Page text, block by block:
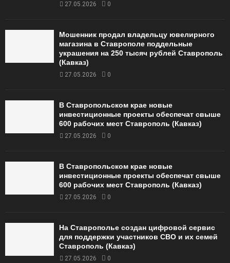
27.05.2026 0
Мошенник продал владельцу ювелирного
магазина в Ставрополе поддельные
украшения на 250 тысяч рублей Ставрополь
(Кавказ)
27.05.2026 0
В Ставропольском крае новые
инвестиционные проекты обеспечат свыше
600 рабочих мест Ставрополь (Кавказ)
27.05.2026 0
В Ставропольском крае новые
инвестиционные проекты обеспечат свыше
600 рабочих мест Ставрополь (Кавказ)
27.05.2026 0
На Ставрополье создан цифровой сервис
для поддержки участников СВО и их семей
Ставрополь (Кавказ)
27.05.2026 0